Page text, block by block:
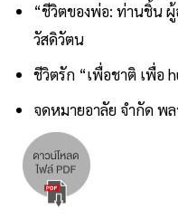
“ชีวิตของพ่อ: ท่านชิ้น
วัสดิวัตน
ชีวิตรัก “เพื่อชาติ เพื่อ
จดหมายอาลัย จำกัด พล